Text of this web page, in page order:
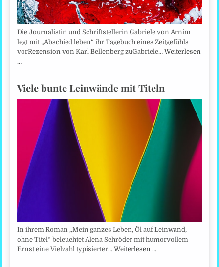
Die Journalistin und Schriftstellerin Gabriele von Arnim
legt mit „Abschied leben“ ihr Tagebuch eines Zeitgefühls
vorRezension von Karl Bellenberg zuGabriele…Weiterlesen
…
Viele bunte Leinwände mit Titeln
In ihrem Roman „Mein ganzes Leben, Öl auf Leinwand,
ohne Titel“ beleuchtet Alena Schröder mit humorvollem
Ernst eine Vielzahl typisierter…Weiterlesen …